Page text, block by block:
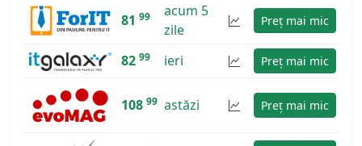
81 99
acum 5
zile
Preț mai mic
82 99 ieri Preț mai mic
108 99 astăzi Preț mai mic